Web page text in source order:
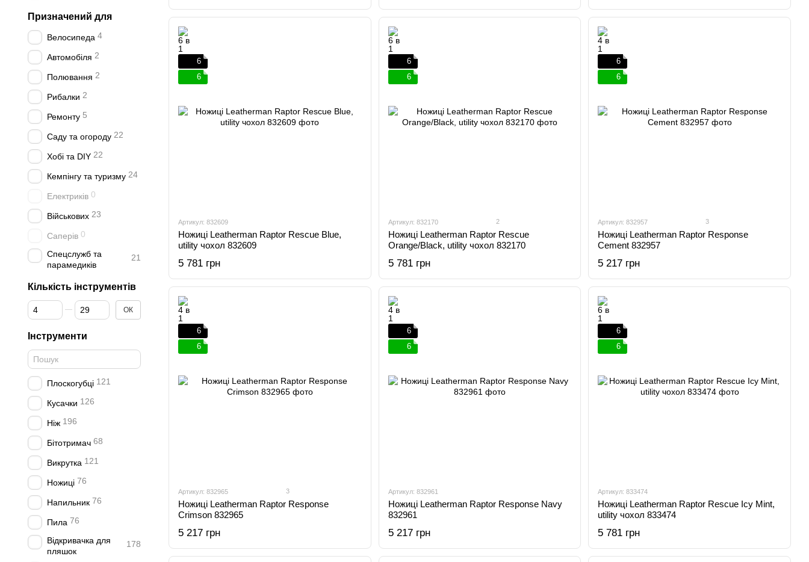
6
6
Артикул: 832609
Ножиці Leatherman Raptor Rescue Blue,
utility чохол 832609
5 781 грн
6
6
Артикул: 832170 2
Ножиці Leatherman Raptor Rescue
Orange/Black, utility чохол 832170
5 781 грн
6
6
Артикул: 832957 3
Ножиці Leatherman Raptor Response
Cement 832957
5 217 грн
6
6
Артикул: 832965 3
Ножиці Leatherman Raptor Response
Crimson 832965
5 217 грн
6
6
Артикул: 832961
Ножиці Leatherman Raptor Response Navy
832961
5 217 грн
6
6
Артикул: 833474
Ножиці Leatherman Raptor Rescue Icy Mint,
utility чохол 833474
5 781 грн
Призначений для
Велосипеда 4
Автомобіля 2
Полювання 2
Рибалки 2
Ремонту 5
Саду та огороду 22
Хобі та DIY 22
Кемпінгу та туризму 24
Електриків 0
Військових 23
Саперів 0
Спецслужб та
парамедиків
21
Кількість інструментів
Від Кількість інструментів
До Кількість інструментів ОК
Інструменти
Плоскогубці 121
Кусачки 126
Ніж 196
Бітотримач 68
Викрутка 121
Ножиці 76
Напильник 76
Пила 76
Відкривачка для
пляшок
178